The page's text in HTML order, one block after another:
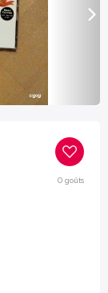
0goûts